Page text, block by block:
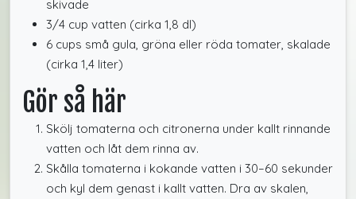
skivade
3/4 cup vatten (cirka 1,8 dl)
6 cups små gula, gröna eller röda tomater, skalade
(cirka 1,4 liter)
Gör så här
Skölj tomaterna och citronerna under kallt rinnande
vatten och låt dem rinna av.
Skålla tomaterna i kokande vatten i 30–60 sekunder
och kyl dem genast i kallt vatten. Dra av skalen,